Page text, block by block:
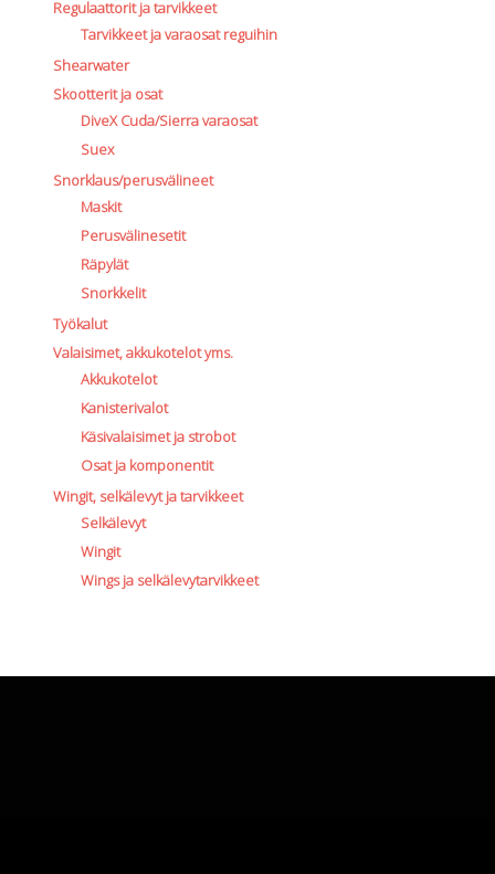
Regulaattorit ja tarvikkeet
Tarvikkeet ja varaosat reguihin
Shearwater
Skootterit ja osat
DiveX Cuda/Sierra varaosat
Suex
Snorklaus/perusvälineet
Maskit
Perusvälinesetit
Räpylät
Snorkkelit
Työkalut
Valaisimet, akkukotelot yms.
Akkukotelot
Kanisterivalot
Käsivalaisimet ja strobot
Osat ja komponentit
Wingit, selkälevyt ja tarvikkeet
Selkälevyt
Wingit
Wings ja selkälevytarvikkeet